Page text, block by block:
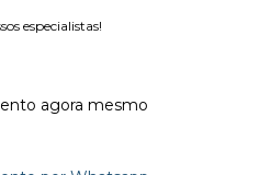
especialistas!
agora mesmo